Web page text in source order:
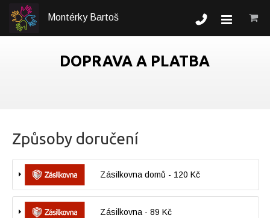
Montérky Bartoš
DOPRAVA A PLATBA
Způsoby doručení
Zásilkovna domů - 120 Kč
Zásilkovna - 89 Kč